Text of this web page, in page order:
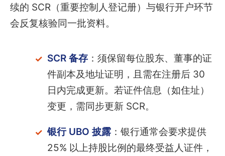
续的 SCR（重要控制人登记册）与银行开户环节
会反复核验同一批资料。
SCR 备存：须保留每位股东、董事的证
件副本及地址证明，且需在注册后 30
日内完成更新。若证件信息（如住址）
变更，需同步更新 SCR。
银行 UBO 披露：银行通常会要求提供
25% 以上持股比例的最终受益人证件，